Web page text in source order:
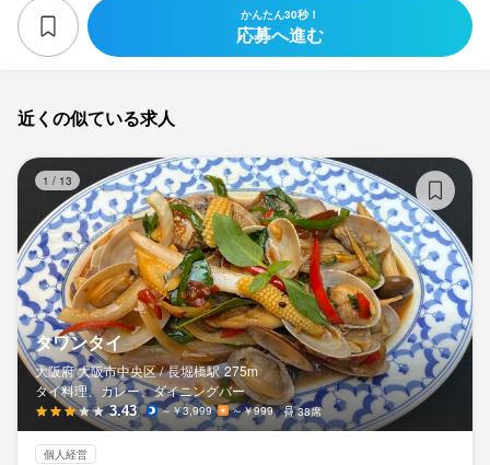
かんたん30秒！
応募へ進む
近くの似ている求人
1 / 13
タワンタイ
大阪府 大阪市中央区 / 長堀橋駅 275m
タイ料理、カレー、ダイニングバー
3.43 ～￥3,999 ～￥999 38席
個人経営